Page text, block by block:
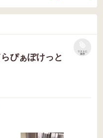
ぴぁぽけっと
リストに
保存